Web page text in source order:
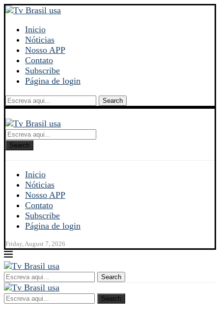
Inicio
Nóticias
Nosso APP
Contato
Subscribe
Página de login
Search
Search
Inicio
Nóticias
Nosso APP
Contato
Subscribe
Página de login
Friday, August 7, 2026
Search
Search